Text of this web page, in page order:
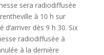
sera radiodiffusée
à 10 h sur
d’arriver dès 9 h 30. Six
radiodiffusée à
à la dernière